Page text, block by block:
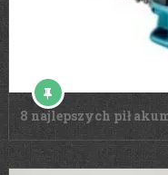
8 najlepszych pił